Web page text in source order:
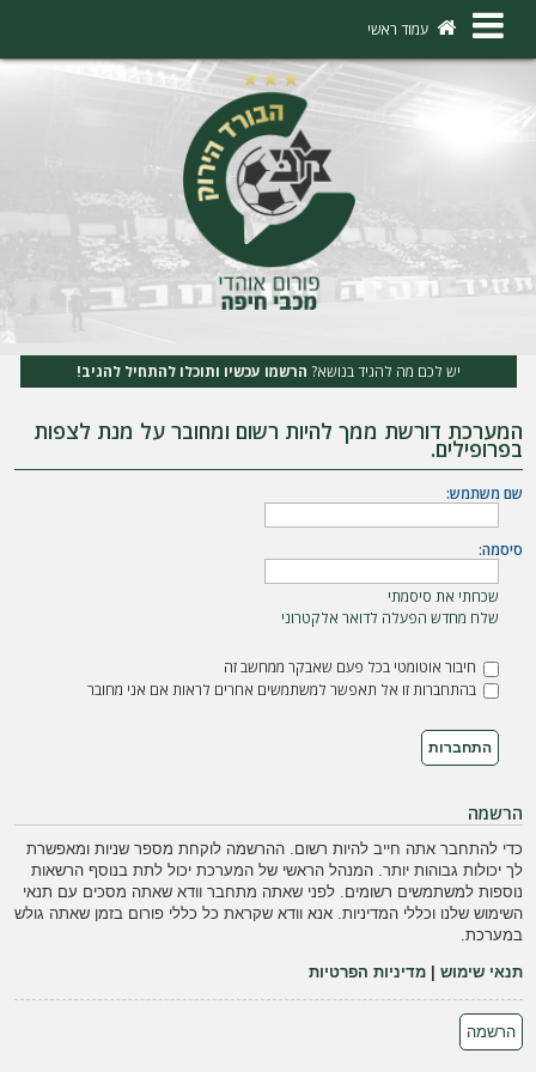
×
ו
ר
ש
מ
עמוד ראשי
יש לכם מה להגיד בנושא? הרשמו עכשיו ותוכלו להתחיל להגיב!
המערכת דורשת ממך להיות רשום ומחובר על מנת לצפות
בפרופילים.
שם משתמש:
סיסמה:
שכחתי את סיסמתי
שלח מחדש הפעלה לדואר אלקטרוני
חיבור אוטומטי בכל פעם שאבקר ממחשב זה
בהתחברות זו אל תאפשר למשתמשים אחרים לראות אם אני מחובר
הרשמה
כדי להתחבר אתה חייב להיות רשום. ההרשמה לוקחת מספר שניות ומאפשרת
לך יכולות גבוהות יותר. המנהל הראשי של המערכת יכול לתת בנוסף הרשאות
נוספות למשתמשים רשומים. לפני שאתה מתחבר וודא שאתה מסכים עם תנאי
השימוש שלנו וכללי המדיניות. אנא וודא שקראת כל כללי פורום בזמן שאתה גולש
במערכת.
תנאי שימוש |מדיניות הפרטיות
הרשמה